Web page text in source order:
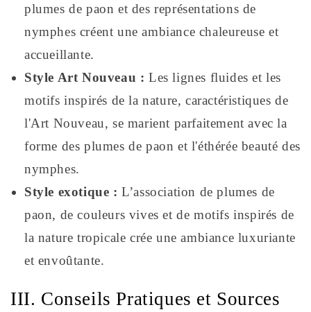
plumes de paon et des représentations de
nymphes créent une ambiance chaleureuse et
accueillante.
Style Art Nouveau : Les lignes fluides et les
motifs inspirés de la nature, caractéristiques de
l'Art Nouveau, se marient parfaitement avec la
forme des plumes de paon et l'éthérée beauté des
nymphes.
Style exotique : L’association de plumes de
paon, de couleurs vives et de motifs inspirés de
la nature tropicale crée une ambiance luxuriante
et envoûtante.
III. Conseils Pratiques et Sources